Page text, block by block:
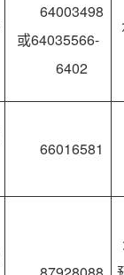
64003498
或64035566-
6402
66016581